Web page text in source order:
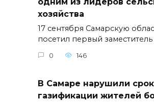
хозяйства
17 сентября Самарскую
посетил первый заместитель
0 146
В Самаре нарушили
газификации жителей